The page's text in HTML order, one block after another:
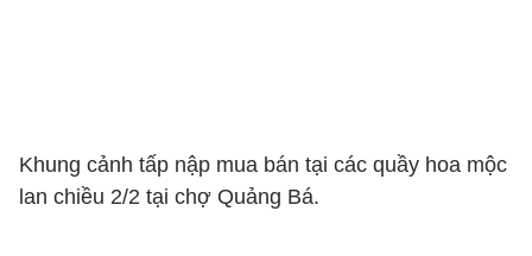
Khung cảnh tấp nập mua bán tại các quầy hoa mộc
lan chiều 2/2 tại chợ Quảng Bá.